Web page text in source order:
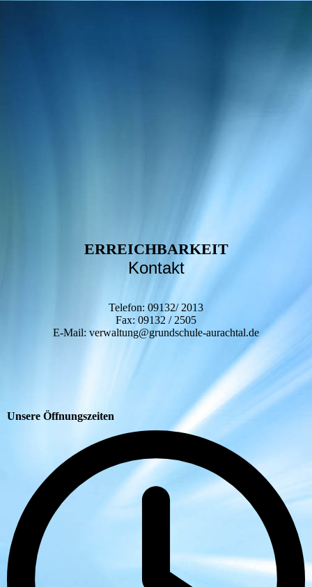
ERREICHBARKEIT
Kontakt
Telefon: 09132/ 2013
Fax: 09132 / 2505
E-Mail: verwaltung@grundschule-aurachtal.de
Unsere Öffnungszeiten